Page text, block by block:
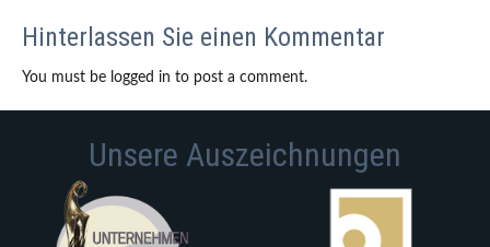
Hinterlassen Sie einen Kommentar
You must be logged in to post a comment.
Unsere Auszeichnungen